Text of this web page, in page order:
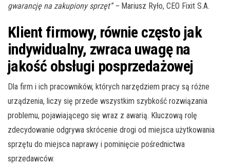
gwarancję na zakupiony sprzęt’’ – Mariusz Ryło, CEO Fixit S.A.
Klient firmowy, równie często jak
indywidualny, zwraca uwagę na
jakość obsługi posprzedażowej
Dla firm i ich pracowników, których narzędziem pracy są różne
urządzenia, liczy się przede wszystkim szybkość rozwiązania
problemu, pojawiającego się wraz z awarią. Kluczową rolę
zdecydowanie odgrywa skrócenie drogi od miejsca użytkowania
sprzętu do miejsca naprawy i pominięcie pośrednictwa
sprzedawców.